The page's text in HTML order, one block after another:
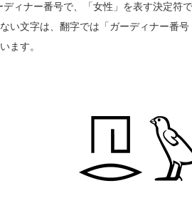
ディナー番号で、「女性」を表す決定符
い文字は、翻字では「ガーディナー番
います。